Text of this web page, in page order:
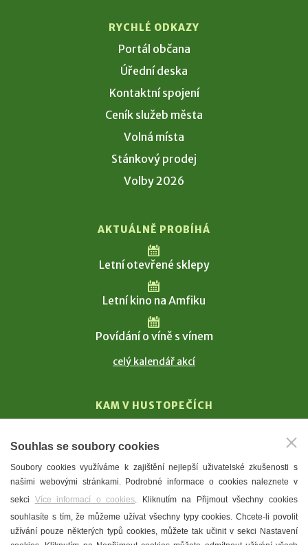
RYCHLÉ ODKAZY
Portál občana
Úřední deska
Kontaktní spojení
Ceník služeb města
Volná místa
Stánkový prodej
Volby 2026
AKTUÁLNĚ PROBÍHÁ
Letní otevřené sklepy
Letní kino na Amfiku
Povídání o víně s vínem
celý kalendář akcí
KAM V HUSTOPEČÍCH
T. G. Masaryk
Mandloně
Ubytování
Restaurace
Městské muzeum a galerie
Souhlas se soubory cookies
Soubory cookies využíváme k zajištění nejlepší uživatelské zkušenosti s
našimi webovými stránkami. Podrobné informace o cookies naleznete v
sekci Více informací o cookies. Kliknutím na Přijmout všechny cookies
souhlasíte s tím, že můžeme užívat všechny typy cookies. Chcete-li povolit
užívání pouze některých typů cookies, můžete tak učinit v sekci Nastavení